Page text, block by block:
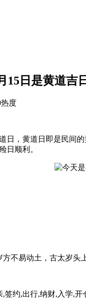
15日是黄道吉日
热度
日，黄道日即是民间
日顺利。
不易动土，古太岁头
约,出行,纳财,入学,